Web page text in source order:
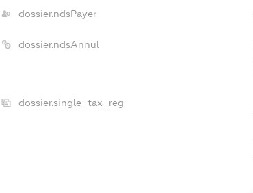
dossier.ndsPayer
dossier.ndsAnnul
dossier.single_tax_reg